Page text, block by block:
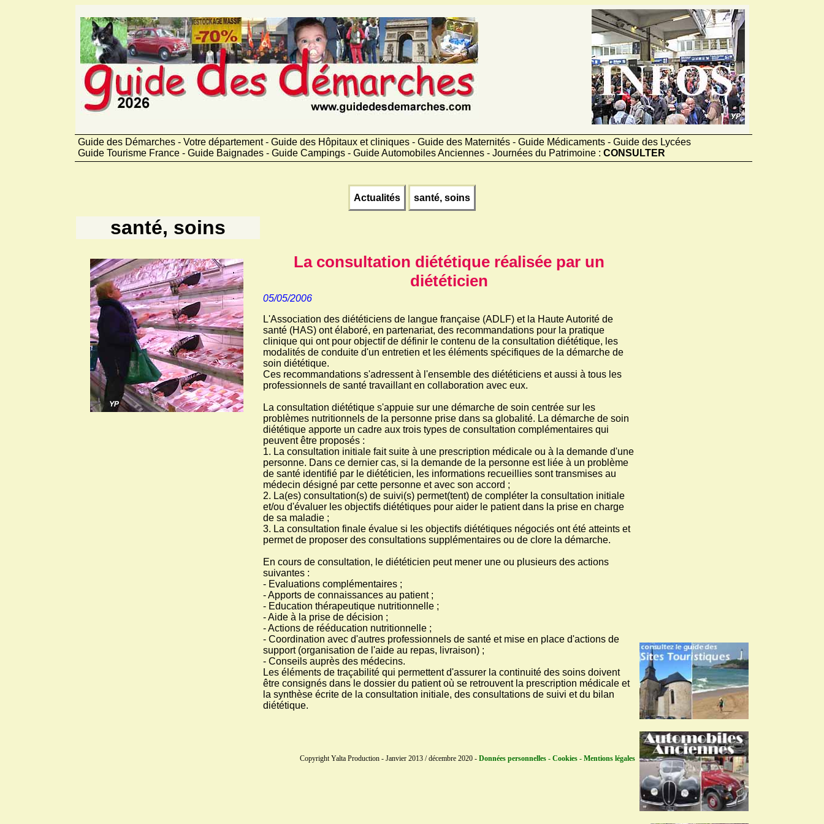
Guide des Démarches - Votre département - Guide des Hôpitaux et cliniques - Guide des Maternités - Guide Médicaments - Guide des Lycées
Guide Tourisme France - Guide Baignades - Guide Campings - Guide Automobiles Anciennes - Journées du Patrimoine : CONSULTER
Actualités santé, soins
santé, soins
La consultation diététique réalisée par un
diététicien
05/05/2006
L'Association des diététiciens de langue française (ADLF) et la Haute Autorité de
santé (HAS) ont élaboré, en partenariat, des recommandations pour la pratique
clinique qui ont pour objectif de définir le contenu de la consultation diététique, les
modalités de conduite d'un entretien et les éléments spécifiques de la démarche de
soin diététique.
Ces recommandations s'adressent à l'ensemble des diététiciens et aussi à tous les
professionnels de santé travaillant en collaboration avec eux.
La consultation diététique s'appuie sur une démarche de soin centrée sur les
problèmes nutritionnels de la personne prise dans sa globalité. La démarche de soin
diététique apporte un cadre aux trois types de consultation complémentaires qui
peuvent être proposés :
1. La consultation initiale fait suite à une prescription médicale ou à la demande d'une
personne. Dans ce dernier cas, si la demande de la personne est liée à un problème
de santé identifié par le diététicien, les informations recueillies sont transmises au
médecin désigné par cette personne et avec son accord ;
2. La(es) consultation(s) de suivi(s) permet(tent) de compléter la consultation initiale
et/ou d'évaluer les objectifs diététiques pour aider le patient dans la prise en charge
de sa maladie ;
3. La consultation finale évalue si les objectifs diététiques négociés ont été atteints et
permet de proposer des consultations supplémentaires ou de clore la démarche.
En cours de consultation, le diététicien peut mener une ou plusieurs des actions
suivantes :
- Evaluations complémentaires ;
- Apports de connaissances au patient ;
- Education thérapeutique nutritionnelle ;
- Aide à la prise de décision ;
- Actions de rééducation nutritionnelle ;
- Coordination avec d'autres professionnels de santé et mise en place d'actions de
support (organisation de l'aide au repas, livraison) ;
- Conseils auprès des médecins.
Les éléments de traçabilité qui permettent d'assurer la continuité des soins doivent
être consignés dans le dossier du patient où se retrouvent la prescription médicale et
la synthèse écrite de la consultation initiale, des consultations de suivi et du bilan
diététique.
Copyright Yalta Production - Janvier 2013 / décembre 2020 - Données personnelles - Cookies - Mentions légales